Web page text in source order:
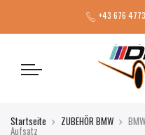
+43 676
Startseite ZUBEHÖR BMW
Aufsatz